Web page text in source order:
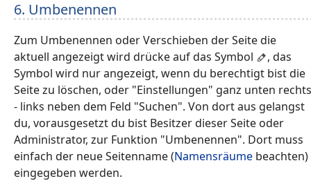
6. Umbenennen
Zum Umbenennen oder Verschieben der Seite die
aktuell angezeigt wird drücke auf das Symbol
, das
Symbol wird nur angezeigt, wenn du berechtigt bist die
Seite zu löschen, oder "Einstellungen" ganz unten rechts
- links neben dem Feld "Suchen". Von dort aus gelangst
du, vorausgesetzt du bist Besitzer dieser Seite oder
Administrator, zur Funktion "Umbenennen". Dort muss
einfach der neue Seitenname (Namensräume beachten)
eingegeben werden.